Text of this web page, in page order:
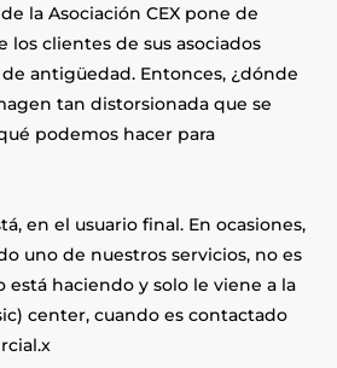
la Asociación CEX pone de
los clientes de sus asociados
antigüedad. Entonces, ¿dónde
tan distorsionada que se
podemos hacer para
en el usuario final. En ocasiones,
uno de nuestros servicios, no es
está haciendo y solo le viene a la
center, cuando es contactado